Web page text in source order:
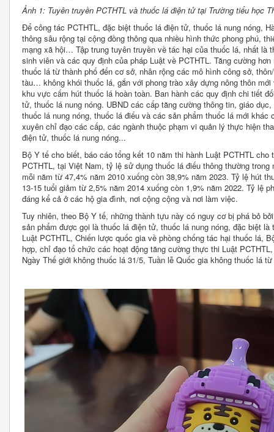
Ảnh 1: Tuyên truyền PCTHTL và thuốc lá điện tử tại Trường tiểu học
Để công tác PCTHTL, đặc biệt thuốc lá điện tử, thuốc lá nung nóng,
thông sâu rộng tại cộng đồng thông qua nhiều hình thức phong phú,
mạng xã hội… Tập trung tuyên truyền về tác hại của thuốc lá, nhất là
sinh viên và các quy định của pháp Luật về PCTHTL. Tăng cường
thuốc lá từ thành phố đến cơ sở, nhân rộng các mô hình công sở,
tàu… không khói thuốc lá, gắn với phong trào xây dựng nông thôn
khu vực cấm hút thuốc lá hoàn toàn. Ban hành các quy định chi tiết
tử, thuốc lá nung nóng. UBND các cấp tăng cường thông tin, giáo
thuốc lá nung nóng, thuốc lá điếu và các sản phẩm thuốc lá mới khác
xuyên chỉ đạo các cấp, các ngành thuộc phạm vi quản lý thực hiện
điện tử, thuốc lá nung nóng...
Bộ Y tế cho biết, báo cáo tổng kết 10 năm thi hành Luật PCTHTL
PCTHTL, tại Việt Nam, tỷ lệ sử dụng thuốc lá điếu thông thường
mỗi năm từ 47,4% năm 2010 xuống còn 38,9% năm 2023. Tỷ lệ hút
13-15 tuổi giảm từ 2,5% năm 2014 xuống còn 1,9% năm 2022. Tỷ lệ
đáng kể cả ở các hộ gia đình, nơi cộng cộng và nơi làm việc.
Tuy nhiên, theo Bộ Y tế, những thành tựu này có nguy cơ bị phá bỏ
sản phẩm được gọi là thuốc lá điện tử, thuốc lá nung nóng, đặc biệt
Luật PCTHTL, Chiến lược quốc gia về phòng chống tác hại thuốc lá,
hợp, chỉ đạo tổ chức các hoạt động tăng cường thực thi Luật
Ngày Thế giới không thuốc lá 31/5, Tuần lễ Quốc gia không thuốc lá